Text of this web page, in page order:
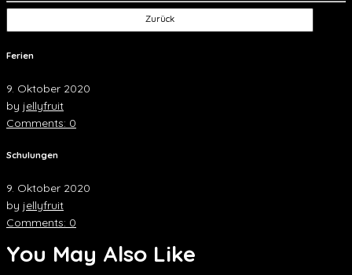
Zurück
Ferien
9. Oktober 2020
by jellyfruit
Comments: 0
Schulungen
9. Oktober 2020
by jellyfruit
Comments: 0
You May Also Like